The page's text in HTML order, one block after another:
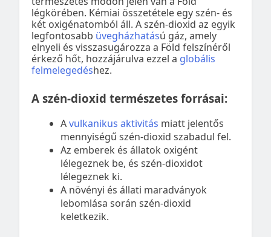
légkörében. Kémiai összetétele egy szén- és
két oxigénatomból áll. A szén-dioxid az egyik
legfontosabb üvegházhatású gáz, amely
elnyeli és visszasugározza a Föld felszínéről
érkező hőt, hozzájárulva ezzel a globális
felmelegedéshez.
A szén-dioxid természetes forrásai:
Avulkanikus aktivitás miatt jelentős
mennyiségű szén-dioxid szabadul fel.
Az emberek és állatok oxigént
lélegeznek be, és szén-dioxidot
lélegeznek ki.
A növényi és állati maradványok
lebomlása során szén-dioxid
keletkezik.